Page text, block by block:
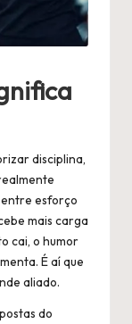
disciplina,
entre esforço
mais carga
cai, o humor
É aí que
aliado.
do